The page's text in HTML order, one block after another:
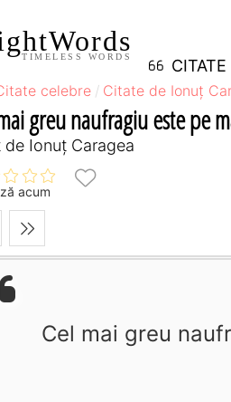
TIMELESS WORDS CITATE
celebre Citate de Ionuț
greu naufragiu este pe
de Ionuț Caragea
acum
Cel mai greu